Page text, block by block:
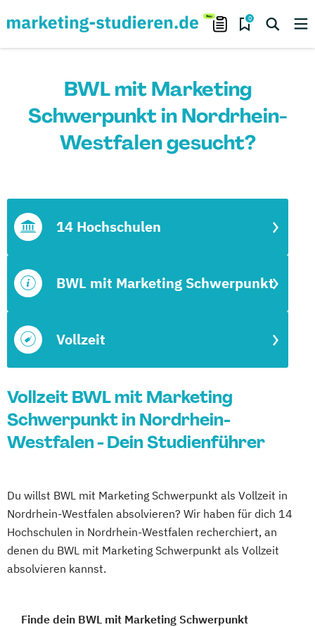
0
BWL mit Marketing
Schwerpunkt in Nordrhein-
Westfalen gesucht?
Vollzeit
BWL mit Marketing Schwerpunkt
14 Hochschulen
Vollzeit BWL mit Marketing
Schwerpunkt in Nordrhein-
Westfalen - Dein Studienführer
Du willst BWL mit Marketing Schwerpunkt als Vollzeit in
Nordrhein-Westfalen absolvieren? Wir haben für dich 14
Hochschulen in Nordrhein-Westfalen recherchiert, an
denen du BWL mit Marketing Schwerpunkt als Vollzeit
absolvieren kannst.
Finde dein BWL mit Marketing Schwerpunkt